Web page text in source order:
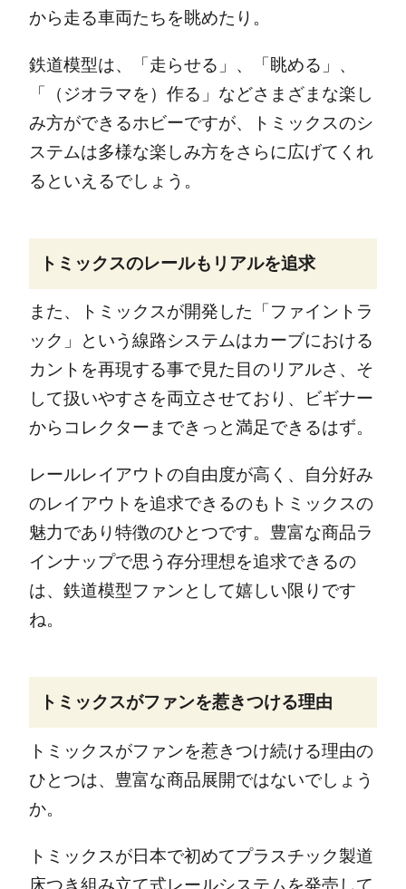
から走る車両たちを眺めたり。
鉄道模型は、「走らせる」、「眺める」、
「（ジオラマを）作る」などさまざまな楽し
み方ができるホビーですが、トミックスのシ
ステムは多様な楽しみ方をさらに広げてくれ
るといえるでしょう。
トミックスのレールもリアルを追求
また、トミックスが開発した「ファイントラ
ック」という線路システムはカーブにおける
カントを再現する事で見た目のリアルさ、そ
して扱いやすさを両立させており、ビギナー
からコレクターまできっと満足できるはず。
レールレイアウトの自由度が高く、自分好み
のレイアウトを追求できるのもトミックスの
魅力であり特徴のひとつです。豊富な商品ラ
インナップで思う存分理想を追求できるの
は、鉄道模型ファンとして嬉しい限りです
ね。
トミックスがファンを惹きつける理由
トミックスがファンを惹きつけ続ける理由の
ひとつは、豊富な商品展開ではないでしょう
か。
トミックスが日本で初めてプラスチック製道
床つき組み立て式レールシステムを発売して